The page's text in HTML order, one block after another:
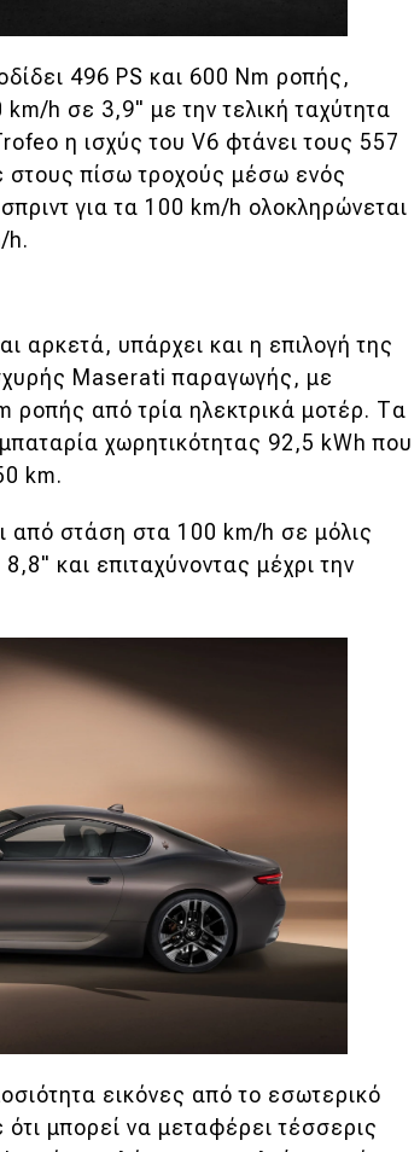
496 PS και 600 Nm ροπής,
h σε 3,9" με την τελική ταχύτητα
η ισχύς του V6 φτάνει τους 557
στους πίσω τροχούς μέσω ενός
για τα 100 km/h ολοκληρώνεται
h.
αρκετά, υπάρχει και η επιλογή της
Maserati παραγωγής, με
ροπής από τρία ηλεκτρικά μοτέρ. Τα
χωρητικότητας 92,5 kWh που
km.
από στάση στα 100 km/h σε μόλις
και επιταχύνοντας μέχρι την
εικόνες από το εσωτερικό
μπορεί να μεταφέρει τέσσερις